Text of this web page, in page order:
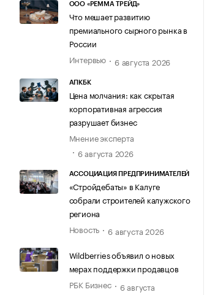
ООО «РЕММА ТРЕЙД»
Что мешает развитию
премиального сырного рынка в
России
Интервью
6 августа 2026
АПКБК
Цена молчания: как скрытая
корпоративная агрессия
разрушает бизнес
Мнение эксперта
6 августа 2026
АССОЦИАЦИЯ ПРЕДПРИНИМАТЕЛЕЙ
«Стройдебаты» в Калуге
собрали строителей калужского
региона
Новость
6 августа 2026
Wildberries объявил о новых
мерах поддержки продавцов
РБК Бизнес
6 августа